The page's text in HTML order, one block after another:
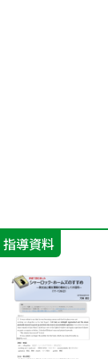
指導資料